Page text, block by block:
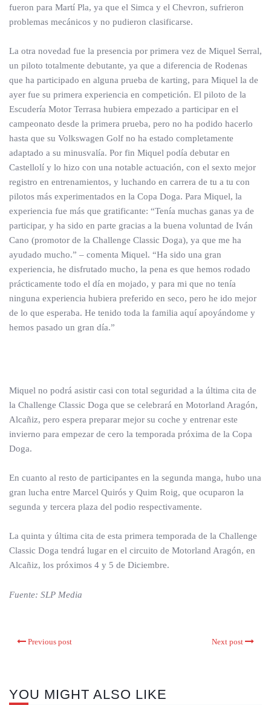
fueron para Martí Pla, ya que el Simca y el Chevron, sufrieron
problemas mecánicos y no pudieron clasificarse.
La otra novedad fue la presencia por primera vez de Miquel Serral,
un piloto totalmente debutante, ya que a diferencia de Rodenas
que ha participado en alguna prueba de karting, para Miquel la de
ayer fue su primera experiencia en competición. El piloto de la
Escudería Motor Terrasa hubiera empezado a participar en el
campeonato desde la primera prueba, pero no ha podido hacerlo
hasta que su Volkswagen Golf no ha estado completamente
adaptado a su minusvalía. Por fin Miquel podía debutar en
Castellolí y lo hizo con una notable actuación, con el sexto mejor
registro en entrenamientos, y luchando en carrera de tu a tu con
pilotos más experimentados en la Copa Doga. Para Miquel, la
experiencia fue más que gratificante: “Tenía muchas ganas ya de
participar, y ha sido en parte gracias a la buena voluntad de Iván
Cano (promotor de la Challenge Classic Doga), ya que me ha
ayudado mucho.” – comenta Miquel. “Ha sido una gran
experiencia, he disfrutado mucho, la pena es que hemos rodado
prácticamente todo el día en mojado, y para mi que no tenía
ninguna experiencia hubiera preferido en seco, pero he ido mejor
de lo que esperaba. He tenido toda la familia aquí apoyándome y
hemos pasado un gran día.”
Miquel no podrá asistir casi con total seguridad a la última cita de
la Challenge Classic Doga que se celebrará en Motorland Aragón,
Alcañiz, pero espera preparar mejor su coche y entrenar este
invierno para empezar de cero la temporada próxima de la Copa
Doga.
En cuanto al resto de participantes en la segunda manga, hubo una
gran lucha entre Marcel Quirós y Quim Roig, que ocuparon la
segunda y tercera plaza del podio respectivamente.
La quinta y última cita de esta primera temporada de la Challenge
Classic Doga tendrá lugar en el circuito de Motorland Aragón, en
Alcañiz, los próximos 4 y 5 de Diciembre.
Fuente: SLP Media
Previous post Next post
YOU MIGHT ALSO LIKE